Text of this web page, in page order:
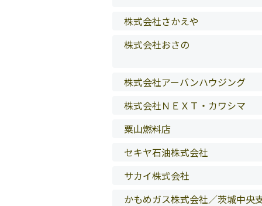
株式会社さかえや
株式会社おさの
株式会社アーバンハウジング
株式会社ＮＥＸＴ・カワシマ
粟山燃料店
セキヤ石油株式会社
サカイ株式会社
かもめガス株式会社／茨城中央